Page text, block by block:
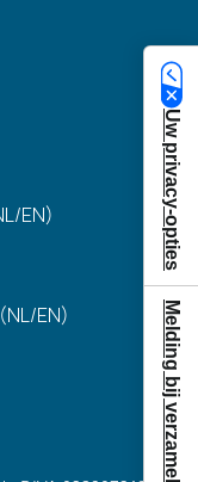
EN)
EN)
Uw privacy-opties
Melding bij verzameling